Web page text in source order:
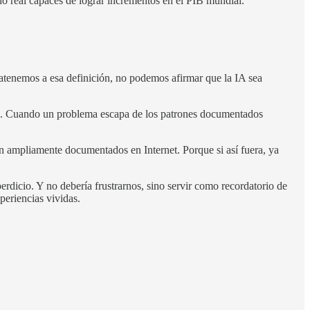
a esa definición, no podemos afirmar que la IA sea
un problema escapa de los patrones documentados
documentados en Internet. Porque si así fuera, ya
Y no debería frustrarnos, sino servir como recordatorio de
vividas.